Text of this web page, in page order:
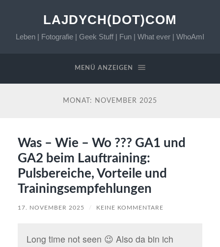
LAJDYCH(DOT)COM
Leben | Fotografie | Geek Stuff | Fun | What ever | WhoAmI
MENÜ ANZEIGEN
MONAT: NOVEMBER 2025
Was – Wie – Wo ??? GA1 und
GA2 beim Lauftraining:
Pulsbereiche, Vorteile und
Trainingsempfehlungen
17. NOVEMBER 2025 / KEINE KOMMENTARE
Long time not seen 😉 Also da bin ich